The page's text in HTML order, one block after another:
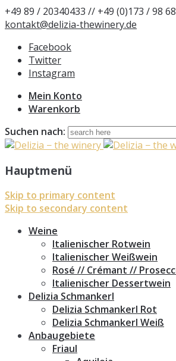
+49 89 / 20340433 // +49 (0)173 / 98
kontakt@delizia-thewinery.de
Facebook
Twitter
Instagram
Mein Konto
Warenkorb
Suchen nach:
Hauptmenü
Skip to primary content
Skip to secondary content
Weine
Italienischer Rotwein
Italienischer Weißwein
Rosé // Crémant //
Italienischer Dessertwein
Delizia Schmankerl
Delizia Schmankerl Rot
Delizia Schmankerl Weiß
Anbaugebiete
Friaul